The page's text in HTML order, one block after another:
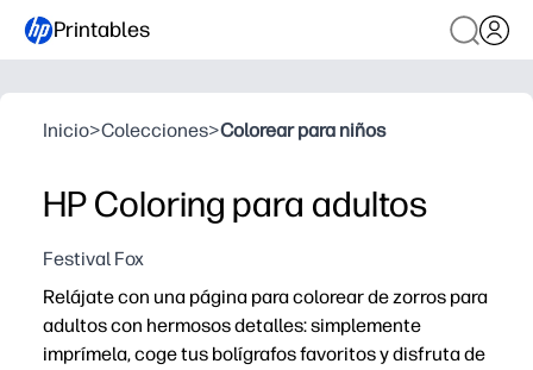
Printables
Inicio>Colecciones>Colorear para niños
HP Coloring para adultos
Festival Fox
Relájate con una página para colorear de zorros para
adultos con hermosos detalles: simplemente
imprímela, coge tus bolígrafos favoritos y disfruta de